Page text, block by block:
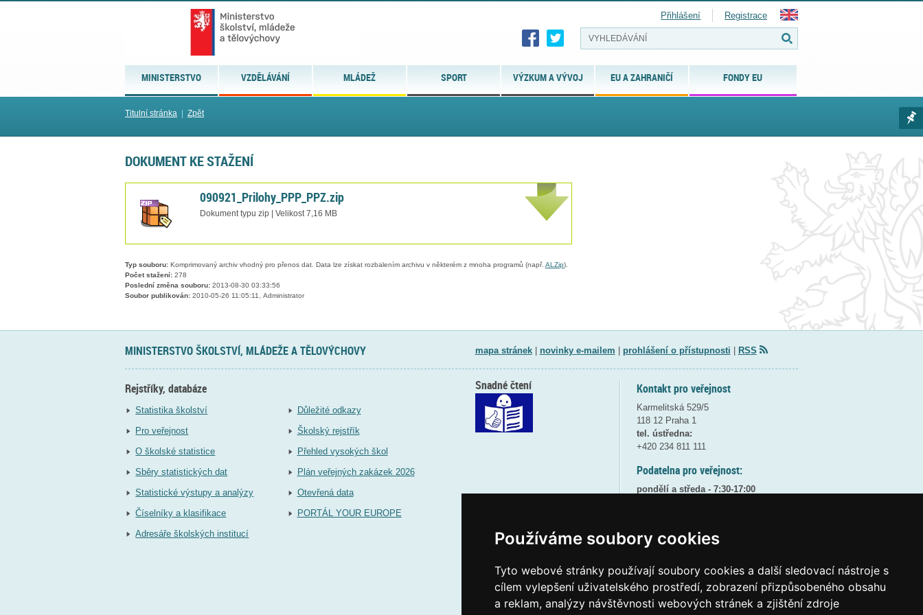
Používáme soubory cookies
Tyto webové stránky používají soubory cookies a další sledovací nástroje s
cílem vylepšení uživatelského prostředí, zobrazení přizpůsobeného obsahu
a reklam, analýzy návštěvnosti webových stránek a zjištění zdroje
MINISTERSTVO VZDĚLÁVÁNÍ MLÁDEŽ SPORT VÝZKUM A VÝVOJ EU A ZAHRANIČÍ FONDY EU
Přihlášení Registrace
Titulní stránka Zpět
DOKUMENT KE STAŽENÍ
090921_Prilohy_PPP_PPZ.zip
Dokument typu zip | Velikost 7,16 MB
Typ souboru: Komprimovaný archiv vhodný pro přenos dat. Data lze získat rozbalením archivu v některém z mnoha programů (např. ALZip).
Počet stažení: 278
Poslední změna souboru: 2013-08-30 03:33:56
Soubor publikován: 2010-05-26 11:05:11, Administrator
MINISTERSTVO ŠKOLSTVÍ, MLÁDEŽE A TĚLOVÝCHOVY mapa stránek| novinky e-mailem prohlášení o přístupnosti RSS
Rejstříky, databáze
Statistika školství
Pro veřejnost
O školské statistice
Sběry statistických dat
Statistické výstupy a analýzy
Číselníky a klasifikace
Adresáře školských institucí
Důležité odkazy
Školský rejstřík
Přehled vysokých škol
Plán veřejných zakázek 2026
Otevřená data
PORTÁL YOUR EUROPE
Kontakt pro veřejnost
Karmelitská 529/5
118 12 Praha 1
tel. ústředna:
+420 234 811 111
Podatelna pro veřejnost:
pondělí a středa - 7:30-17:00
8:30 - 9:30 - bezpečnostní přestávka
Elektronická podatelna:
posta@msmtgov cz
Snadné čtení